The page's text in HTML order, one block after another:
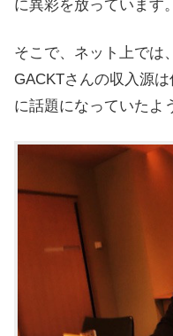
に異彩を放っています。
そこで、ネット上では
GACKTさんの収入源
に話題になっていたよ